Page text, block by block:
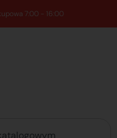
7:00 - 16:00